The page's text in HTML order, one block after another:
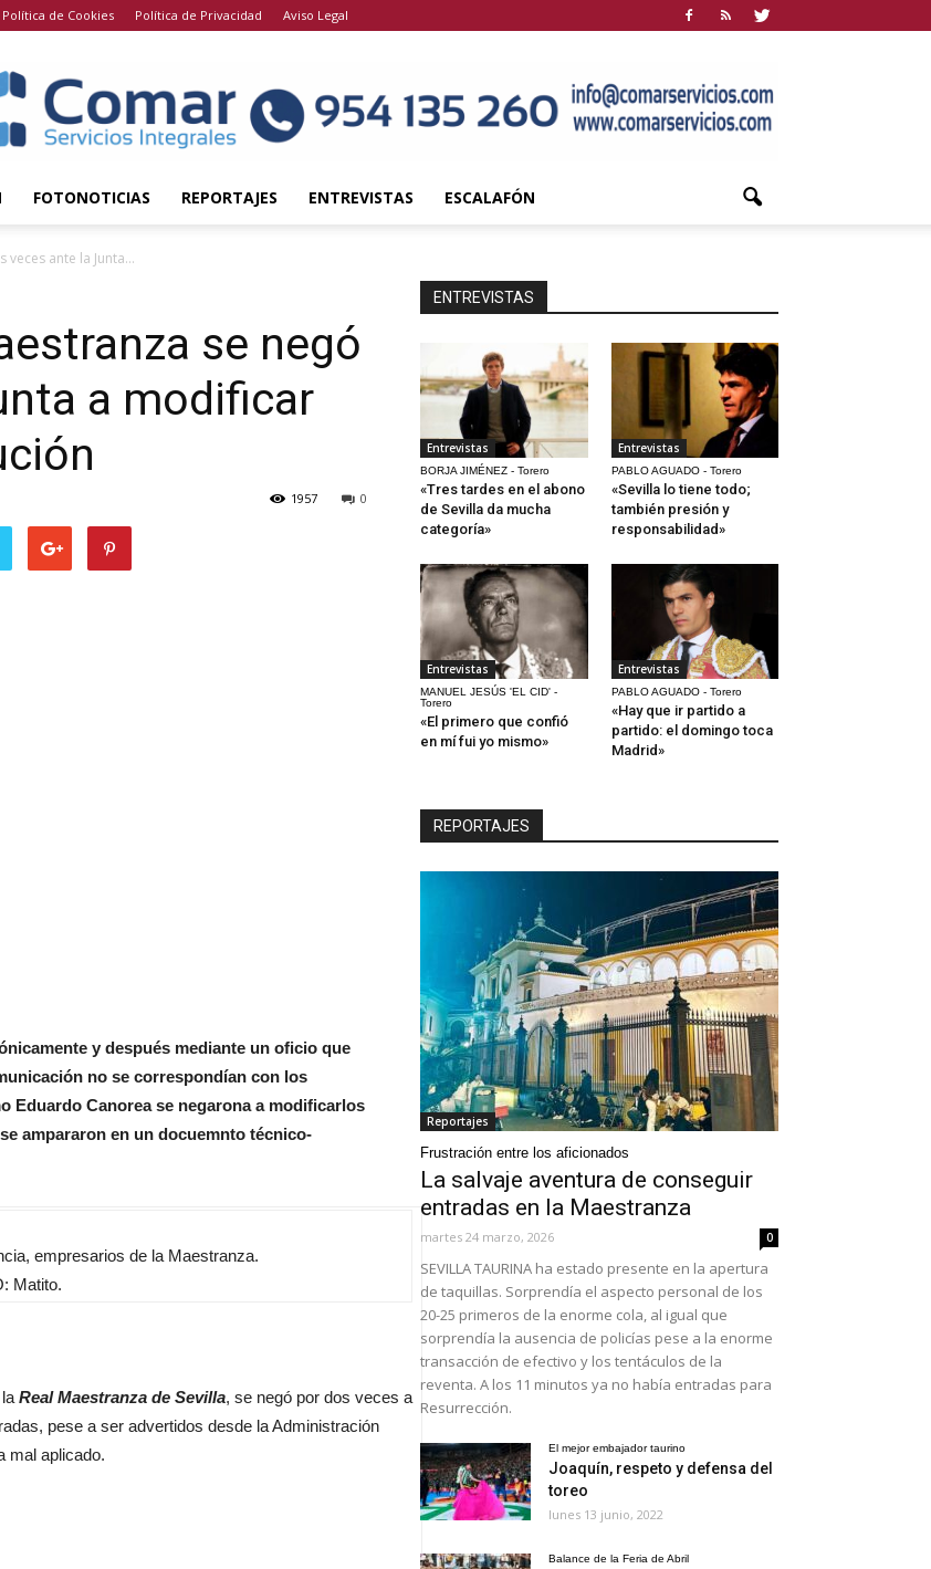
Política de Cookies Política de Privacidad Aviso Legal
FOTONOTICIAS REPORTAJES ENTREVISTAS ESCALAFÓN
ante la Junta...
se negó
a modificar
0
1957
y después mediante un oficio que
no se correspondían con los
Eduardo Canorea se negarona a modificarlos
ampararon en un docuemnto técnico-
empresarios de la Maestranza.
Matito.
Real Maestranza de Sevilla, se negó por dos veces a
pese a ser advertidos desde la Administración
mal aplicado.
ENTREVISTAS
Entrevistas
BORJA JIMÉNEZ - Torero
«Tres tardes en el abono
de Sevilla da mucha
categoría»
Entrevistas
PABLO AGUADO - Torero
«Sevilla lo tiene todo;
también presión y
responsabilidad»
Entrevistas
MANUEL JESÚS 'EL CID' -
Torero
«El primero que confió
en mí fui yo mismo»
Entrevistas
PABLO AGUADO - Torero
«Hay que ir partido a
partido: el domingo toca
Madrid»
REPORTAJES
Reportajes
Frustración entre los aficionados
La salvaje aventura de conseguir
entradas en la Maestranza
martes 24 marzo, 2026 0
SEVILLA TAURINA ha estado presente en la apertura
de taquillas. Sorprendía el aspecto personal de los
20-25 primeros de la enorme cola, al igual que
sorprendía la ausencia de policías pese a la enorme
transacción de efectivo y los tentáculos de la
reventa. A los 11 minutos ya no había entradas para
Resurrección.
El mejor embajador taurino
Joaquín, respeto y defensa del
toreo
lunes 13 junio, 2022
Balance de la Feria de Abril